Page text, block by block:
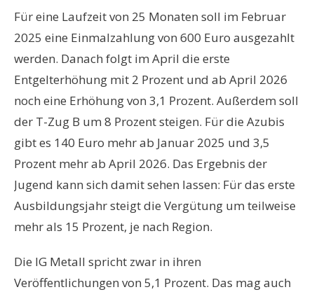
Für eine Laufzeit von 25 Monaten soll im Februar
2025 eine Einmalzahlung von 600 Euro ausgezahlt
werden. Danach folgt im April die erste
Entgelterhöhung mit 2 Prozent und ab April 2026
noch eine Erhöhung von 3,1 Prozent. Außerdem soll
der T-Zug B um 8 Prozent steigen. Für die Azubis
gibt es 140 Euro mehr ab Januar 2025 und 3,5
Prozent mehr ab April 2026. Das Ergebnis der
Jugend kann sich damit sehen lassen: Für das erste
Ausbildungsjahr steigt die Vergütung um teilweise
mehr als 15 Prozent, je nach Region.
Die IG Metall spricht zwar in ihren
Veröffentlichungen von 5,1 Prozent. Das mag auch